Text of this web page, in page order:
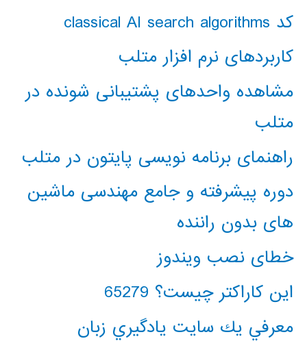
کد classical AI search algorithms
کاربردهای نرم افزار متلب
مشاهده واحدهای پشتیبانی شونده در
متلب
راهنمای برنامه نویسی پایتون در متلب
دوره پیشرفته و جامع مهندسی ماشین
های بدون راننده
خطای نصب ویندوز
این کاراکتر چیست؟ 65279
معرفي يك سايت يادگيري زبان